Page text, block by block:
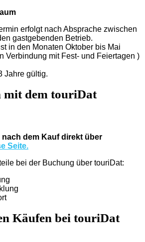
erfolgt nach Absprache zwischen
gastgebenden Betrieb.
in den Monaten Oktober bis Mai
Verbindung mit Fest- und Feiertagen )
Jahre gültig.
mit dem touriDat
dem Kauf direkt über
Seite.
bei der Buchung über touriDat:
Käufen bei touriDat